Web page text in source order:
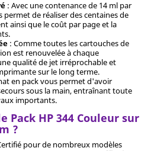
: Avec une contenance de 14 ml par
permet de réaliser des centaines de
ainsi que le coût par page et la
: Comme toutes les cartouches de
est renouvelée à chaque
qualité de jet irréprochable et
sur le long terme.
en pack vous permet d'avoir
sous la main, entraînant toute
importants.
Pack HP 344 Couleur sur
?
pour de nombreux modèles